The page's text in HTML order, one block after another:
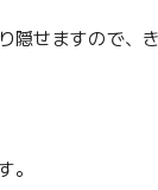
隠せますので、
。